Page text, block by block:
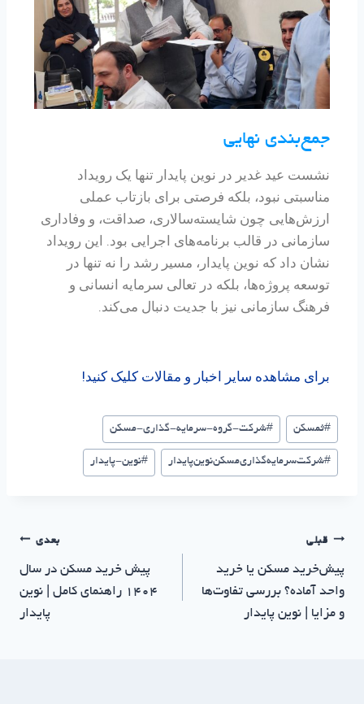
جمع‌بندی نهایی
نشست عید غدیر در نوین پایدار تنها یک رویداد
مناسبتی نبود، بلکه فرصتی برای بازتاب عملی
ارزش‌هایی چون شایسته‌سالاری، صداقت، و وفاداری
سازمانی در قالب برنامه‌های اجرایی بود. این رویداد
نشان داد که نوین پایدار، مسیر رشد را نه تنها در
توسعه پروژه‌ها، بلکه در تعالی سرمایه انسانی و
فرهنگ سازمانی نیز با جدیت دنبال می‌کند.
برای مشاهده سایر اخبار و مقالات کلیک کنید!
#ثمسکن #شرکت-گروه-سرمایه-گذاری-مسکن
#شرکت‌سرمایه‌گذاری‌مسکن‌نوین‌پایدار #نوین-پایدار
قبلی
پیش‌خرید مسکن یا خرید
واحد آماده؟ بررسی تفاوت‌ها
و مزایا | نوین پایدار
بعدی
پیش خرید مسکن در سال
1404 راهنمای کامل | نوین
پایدار